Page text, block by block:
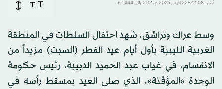
نُشر: 22:08-22 أبريل 2023 م ـ 02 شوّال 1444 هـ T
T
وسط عراك وتراشق، شهد احتفال السلطات في المنطقة
الغربية الليبية بأول أيام عيد الفطر (السبت) مزيداً من
الانقسام، في غياب عبد الحميد الدبيبة، رئيس حكومة
الوحدة «المؤقتة»، الذي صلى العيد بمسقط رأسه في